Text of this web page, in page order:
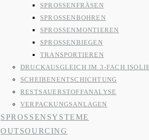
SPROSSENFRÄSEN
SPROSSENBOHREN
SPROSSENMONTIEREN
SPROSSENBIEGEN
TRANSPORTIEREN
DRUCKAUSGLEICH IM 3-FACH
SCHEIBENENTSCHICHTUNG
RESTSAUERSTOFFANALYSE
VERPACKUNGSANLAGEN
SPROSSENSYSTEME
OUTSOURCING